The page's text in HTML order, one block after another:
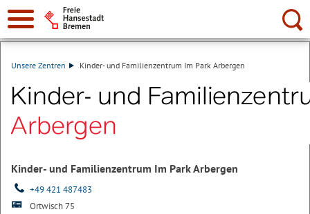
Suche:
Unsere Zentren Kinder- und Familienzentrum Im Park Arbergen
Kinder- und Familienzentrum Im Park Arbergen
+49 421 487483
Ortwisch 75